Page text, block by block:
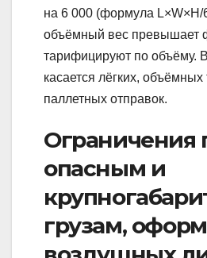
на 6 000 (формула L×W×H/
объёмный вес превышает
тарифицируют по объёму.
касается лёгких, объёмных
паллетных отправок.
Ограничения
опасным и
грузам,